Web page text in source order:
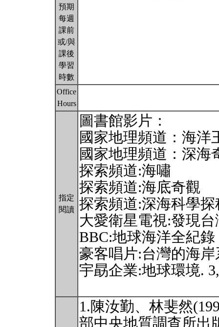
預期
每週
課前
或/與
課後
學習
時數
Office
Hours
指定
閱讀
圖書館影片：
國家地理頻道：海洋
國家地理頻道：深海
探索頻道:海嘯
探索頻道:海底奇觀
探索頻道:深海科學探
大愛衛星電視:發現
BBC:地球海洋全紀錄
豪客唱片:台灣的海岸
宇勗企業:地球環境.
1.陳汝勤、林斐然
部中央地質調查所出